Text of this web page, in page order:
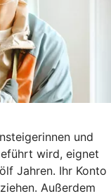
und
wird, eignet
Jahren. Ihr Konto
Außerdem